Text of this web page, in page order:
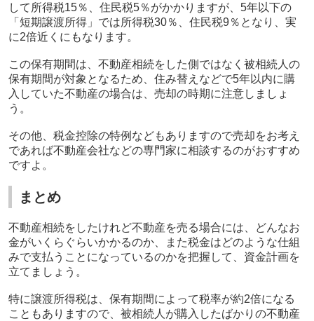
して所得税15％、住民税5％がかかりますが、 5年以下の
「短期譲渡所得」では所得税30％、住民税9％となり、実
に2倍近くにもなります。
この保有期間は、不動産相続をした側ではなく被相続人の
保有期間が対象となるため、住み替えなどで5年以内に購
入していた不動産の場合は、売却の時期に注意しましょ
う。
その他、税金控除の特例などもありますので売却をお考え
であれば不動産会社などの専門家に相談するのがおすすめ
ですよ。
まとめ
不動産相続をしたけれど不動産を売る場合には、どんなお
金がいくらぐらいかかるのか、また税金はどのような仕組
みで支払うことになっているのかを把握して、資金計画を
立てましょう。
特に譲渡所得税は、保有期間によって税率が約2倍になる
こともありますので、被相続人が購入したばかりの不動産